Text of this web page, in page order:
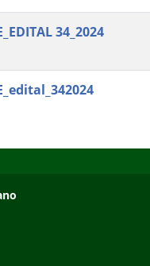
34_2024